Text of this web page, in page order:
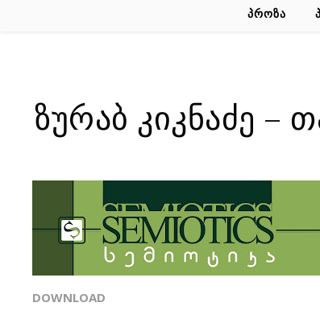
ᲞᲠᲝᲖᲐ
ზურაბ კიკნაძე –
DOWNLOAD